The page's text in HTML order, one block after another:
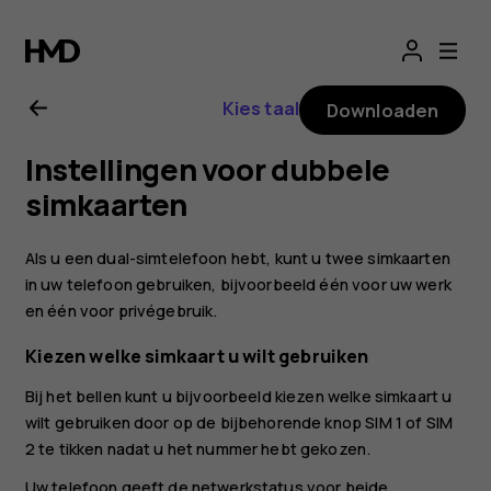
voor
Nokia
G21
Kies taal Downloaden
Instellingen voor dubbele
simkaarten
Als u een dual-simtelefoon hebt, kunt u twee simkaarten
in uw telefoon gebruiken, bijvoorbeeld één voor uw werk
en één voor privégebruik.
Kiezen welke simkaart u wilt gebruiken
Bij het bellen kunt u bijvoorbeeld kiezen welke simkaart u
wilt gebruiken door op de bijbehorende knop SIM 1 of SIM
2 te tikken nadat u het nummer hebt gekozen.